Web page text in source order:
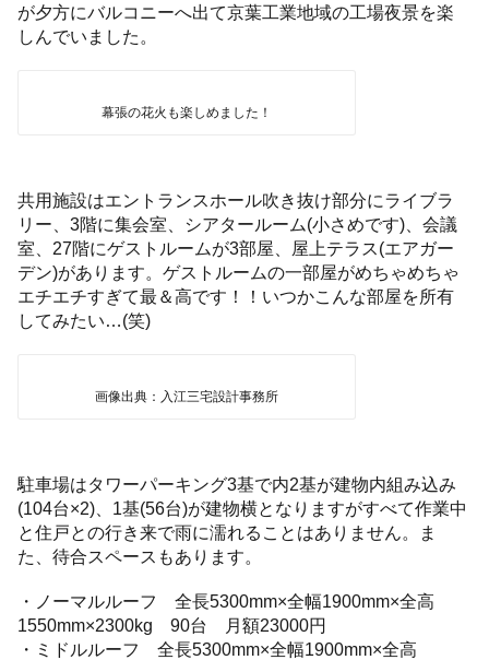
が夕方にバルコニーへ出て京葉工業地域の工場夜景を楽
しんでいました。
幕張の花火も楽しめました！
共用施設はエントランスホール吹き抜け部分にライブラ
リー、3階に集会室、シアタールーム(小さめです)、会議
室、27階にゲストルームが3部屋、屋上テラス(エアガー
デン)があります。ゲストルームの一部屋がめちゃめちゃ
エチエチすぎて最＆高です！！いつかこんな部屋を所有
してみたい…(笑)
画像出典：入江三宅設計事務所
駐車場はタワーパーキング3基で内2基が建物内組み込み
(104台×2)、1基(56台)が建物横となりますがすべて作業中
と住戸との行き来で雨に濡れることはありません。ま
た、待合スペースもあります。
・ノーマルルーフ 全長5300mm×全幅1900mm×全高
1550mm×2300kg 90台 月額23000円
・ミドルルーフ 全長5300mm×全幅1900mm×全高